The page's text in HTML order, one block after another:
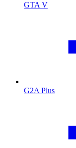
GTA V
G2A Plus